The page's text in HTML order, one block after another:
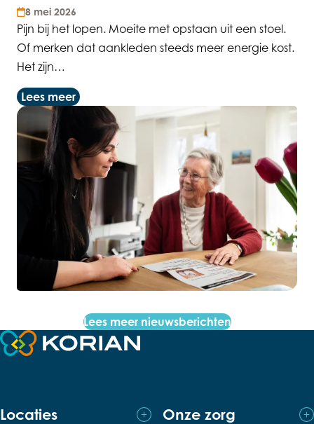
8 mei 2026
Pijn bij het lopen. Moeite met opstaan uit een stoel.
Of merken dat aankleden steeds meer energie kost.
Het zijn…
Lees meer
Lees meer nieuwsberichten
Terug naar de startpagina
Locaties Onze zorg